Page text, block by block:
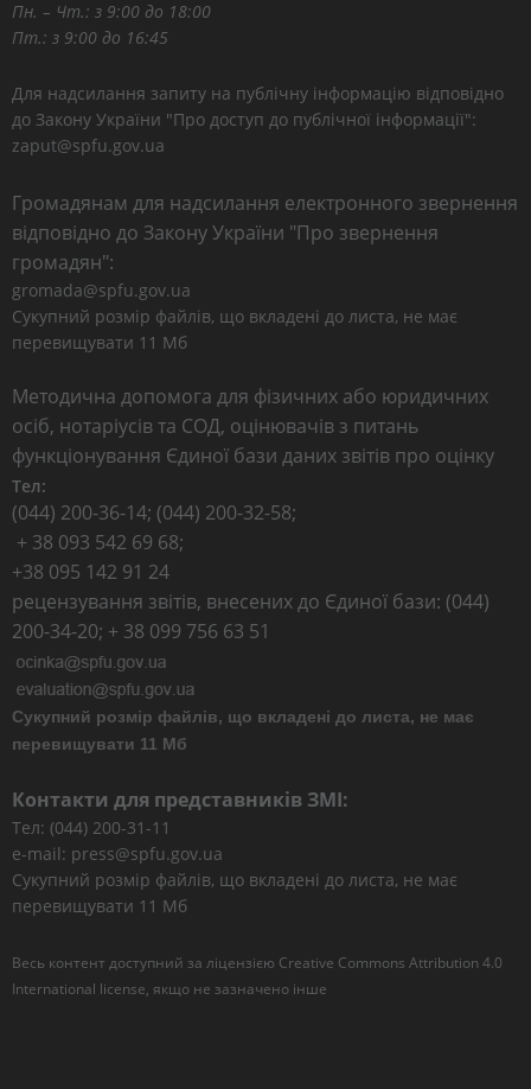
Пн. – Чт.: з 9:00 до 18:00
Пт.: з 9:00 до 16:45
Для надсилання запиту на публічну інформацію відповідно
до Закону України "Про доступ до публічної інформації":
zaput@spfu.gov.ua
Громадянам для надсилання електронного звернення
відповідно до Закону України "Про звернення
громадян":
gromada@spfu.gov.ua
Сукупний розмір файлів, що вкладені до листа, не має
перевищувати 11 Мб
Методична допомога для фізичних або юридичних
осіб, нотаріусів та СОД, оцінювачів з питань
функціонування Єдиної бази даних звітів про оцінку
Тел:
(044) 200-36-14; (044) 200-32-58;
+ 38 093 542 69 68;
+38 095 142 91 24
рецензування звітів, внесених до Єдиної бази: (044)
200-34-20; + 38 099 756 63 51
Сукупний розмір файлів, що вкладені до листа, не має
перевищувати 11 Мб
Контакти для представників ЗМІ:
Тел: (044) 200-31-11
e-mail: press@spfu.gov.ua
Сукупний розмір файлів, що вкладені до листа, не має
перевищувати 11 Мб
Весь контент доступний за ліцензією Creative Commons Attribution 4.0
International license, якщо не зазначено інше